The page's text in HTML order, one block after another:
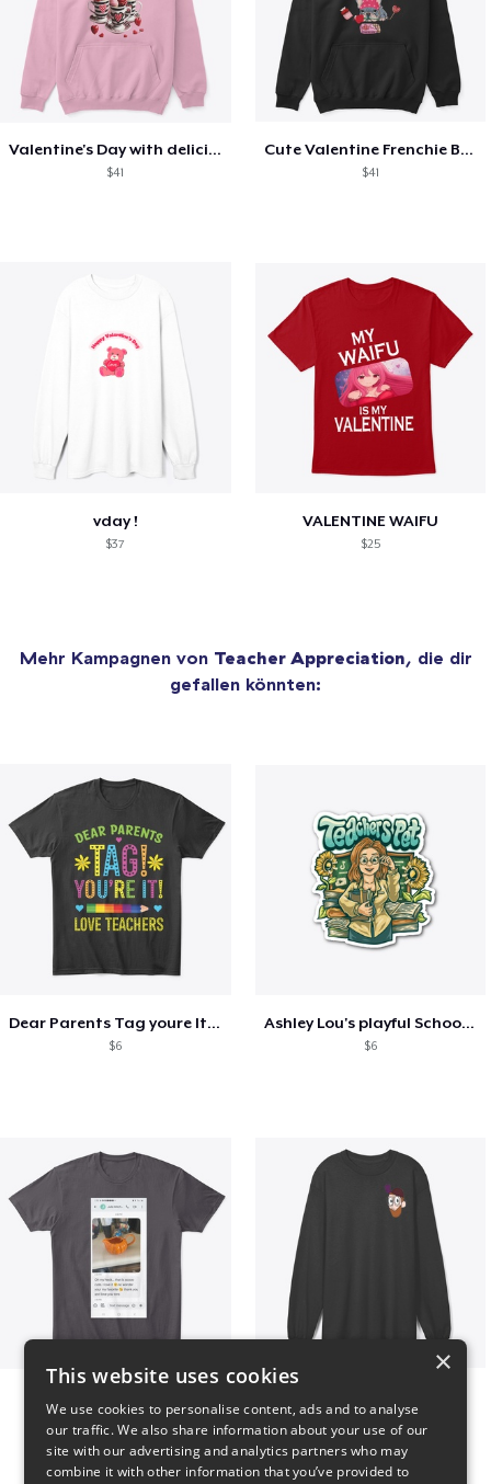
Valentine's Day with delicious food
$41
Cute Valentine Frenchie Bulldog
$41
vday !
$37
VALENTINE WAIFU
$25
Mehr Kampagnen von Teacher Appreciation, die dir
gefallen könnten:
Dear Parents Tag youre It Love Teachers
$6
Ashley Lou's playful School🏠 Collection
$6
$24 $36
×
This website uses cookies
We use cookies to personalise content, ads and to analyse
our traffic. We also share information about your use of our
site with our advertising and analytics partners who may
combine it with other information that you’ve provided to